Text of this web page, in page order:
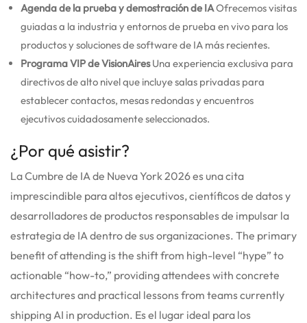
Agenda de la prueba y demostración de IAOfrecemos visitas
guiadas a la industria y entornos de prueba en vivo para los
productos y soluciones de software de IA más recientes.
Programa VIP de VisionAiresUna experiencia exclusiva para
directivos de alto nivel que incluye salas privadas para
establecer contactos, mesas redondas y encuentros
ejecutivos cuidadosamente seleccionados.
¿Por qué asistir?
La Cumbre de IA de Nueva York 2026 es una cita
imprescindible para altos ejecutivos, científicos de datos y
desarrolladores de productos responsables de impulsar la
estrategia de IA dentro de sus organizaciones. The primary
benefit of attending is the shift from high-level “hype” to
actionable “how-to,” providing attendees with concrete
architectures and practical lessons from teams currently
shipping AI in production. Es el lugar ideal para los